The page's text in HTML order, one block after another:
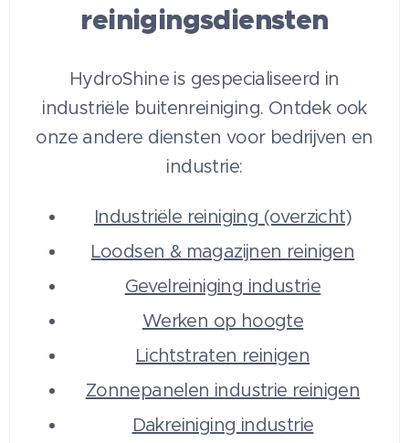
reinigingsdiensten
HydroShine is gespecialiseerd in
industriële buitenreiniging. Ontdek ook
onze andere diensten voor bedrijven en
industrie:
Industriële reiniging (overzicht)
Loodsen & magazijnen reinigen
Gevelreiniging industrie
Werken op hoogte
Lichtstraten reinigen
Zonnepanelen industrie reinigen
Dakreiniging industrie